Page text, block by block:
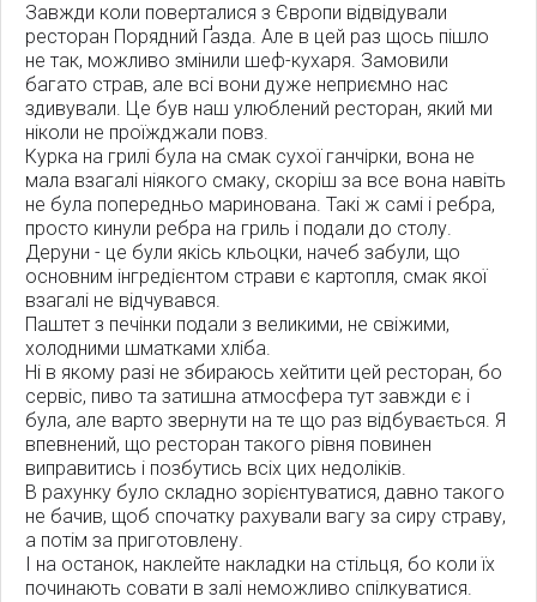
Завжди коли поверталися з Європи відвідували
ресторан Порядний Ґазда. Але в цей раз щось пішло
не так, можливо змінили шеф-кухаря. Замовили
багато страв, але всі вони дуже неприємно нас
здивували. Це був наш улюблений ресторан, який ми
ніколи не проїжджали повз.
Курка на грилі була на смак сухої ганчірки, вона не
мала взагалі ніякого смаку, скоріш за все вона навіть
не була попередньо маринована. Такі ж самі і ребра,
просто кинули ребра на гриль і подали до столу.
Деруни - це були якісь кльоцки, начеб забули, що
основним інгредієнтом страви є картопля, смак якої
взагалі не відчувався.
Паштет з печінки подали з великими, не свіжими,
холодними шматками хліба.
Ні в якому разі не збираюсь хейтити цей ресторан, бо
сервіс, пиво та затишна атмосфера тут завжди є і
була, але варто звернути на те що раз відбувається. Я
впевнений, що ресторан такого рівня повинен
виправитись і позбутись всіх цих недоліків.
В рахунку було складно зорієнтуватися, давно такого
не бачив, щоб спочатку рахували вагу за сиру страву,
а потім за приготовлену.
І на останок, наклейте накладки на стільця, бо коли їх
починають совати в залі неможливо спілкуватися.